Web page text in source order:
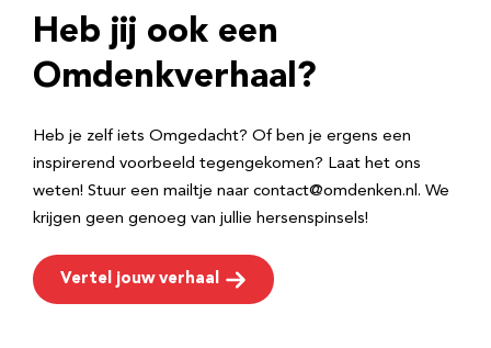
r
e
Heb jij ook een
Omdenkverhaal?
Heb je zelf iets Omgedacht? Of ben je ergens een
inspirerend voorbeeld tegengekomen? Laat het ons
weten! Stuur een mailtje naar contact@omdenken.nl. We
krijgen geen genoeg van jullie hersenspinsels!
Vertel jouw verhaal